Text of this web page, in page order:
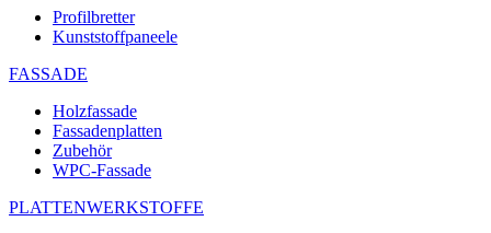
Profilbretter
Kunststoffpaneele
FASSADE
Holzfassade
Fassadenplatten
Zubehör
WPC-Fassade
PLATTENWERKSTOFFE